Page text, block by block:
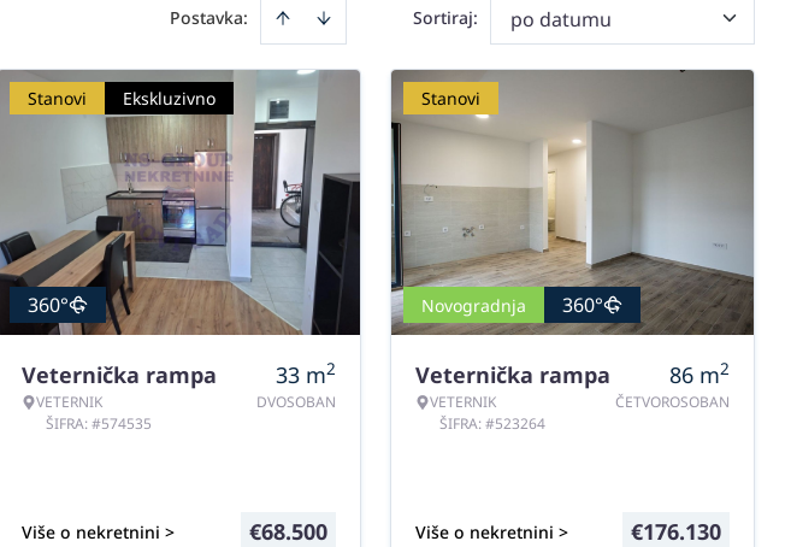
Postavka: Sortiraj: po datumu
Stanovi Ekskluzivno
360°
Veternička rampa
VETERNIK
ŠIFRA: #574535
33 m2
DVOSOBAN
Više o nekretnini > €68.500
Stanovi
Novogradnja 360°
Veternička rampa
VETERNIK
ŠIFRA: #523264
86 m2
ČETVOROSOBAN
Više o nekretnini > €176.130